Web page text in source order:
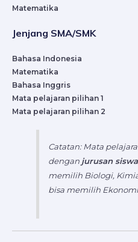
Matematika
Jenjang SMA/SMK
Bahasa Indonesia
Matematika
Bahasa Inggris
Mata pelajaran pilihan 1
Mata pelajaran pilihan 2
Catatan: Mata
dengan jurusan
memilih Biologi,
bisa memilih